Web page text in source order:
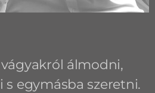
álmodni,
egymásba szeretni.